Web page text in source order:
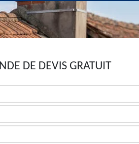
DE DEVIS GRATUIT